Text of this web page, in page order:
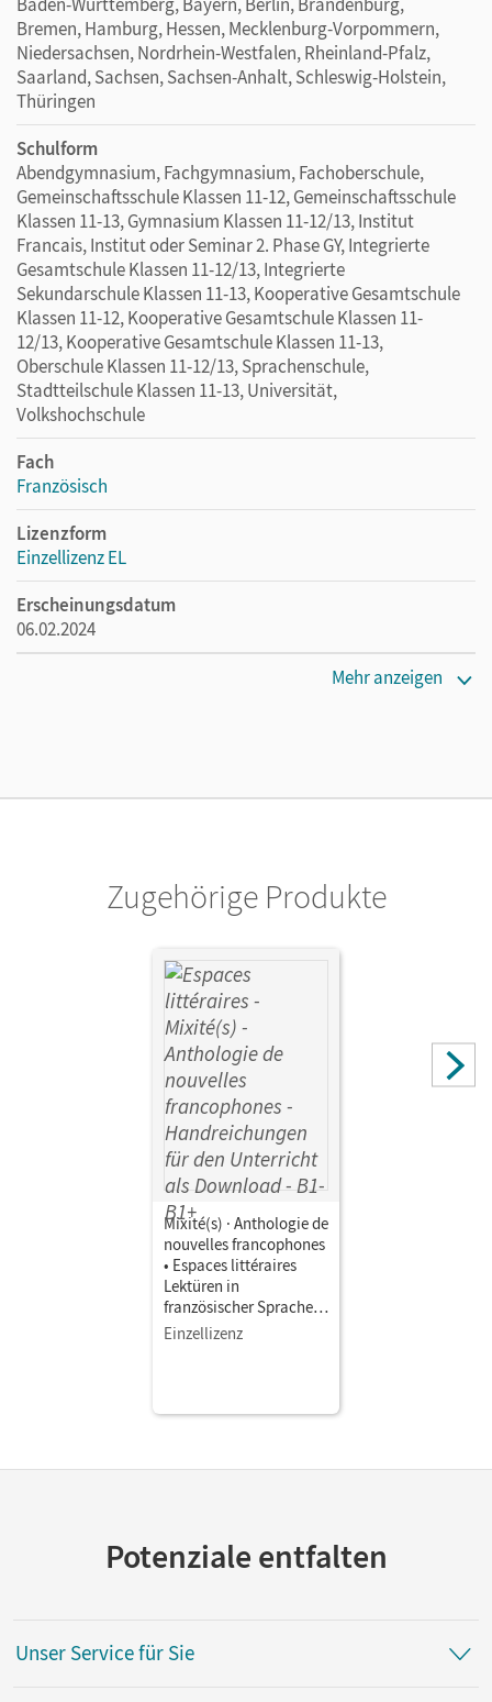
Bremen, Hamburg, Hessen, Mecklenburg-Vorpommern,
Niedersachsen, Nordrhein-Westfalen, Rheinland-Pfalz,
Saarland, Sachsen, Sachsen-Anhalt, Schleswig-Holstein,
Thüringen
Schulform
Abendgymnasium, Fachgymnasium, Fachoberschule,
Gemeinschaftsschule Klassen 11-12, Gemeinschaftsschule
Klassen 11-13, Gymnasium Klassen 11-12/13, Institut
Francais, Institut oder Seminar 2. Phase GY, Integrierte
Gesamtschule Klassen 11-12/13, Integrierte
Sekundarschule Klassen 11-13, Kooperative Gesamtschule
Klassen 11-12, Kooperative Gesamtschule Klassen 11-
12/13, Kooperative Gesamtschule Klassen 11-13,
Oberschule Klassen 11-12/13, Sprachenschule,
Stadtteilschule Klassen 11-13, Universität,
Volkshochschule
Fach
Französisch
Lizenzform
Einzellizenz EL
Erscheinungsdatum
06.02.2024
Mehr anzeigen
Zugehörige Produkte
Mixité(s) · Anthologie de
nouvelles francophones
• Espaces littéraires
Lektüren in
französischer Sprache ·
B1-B1+ •
den Aufgaben der
Einzellizenz
Potenziale entfalten
Unser Service für Sie